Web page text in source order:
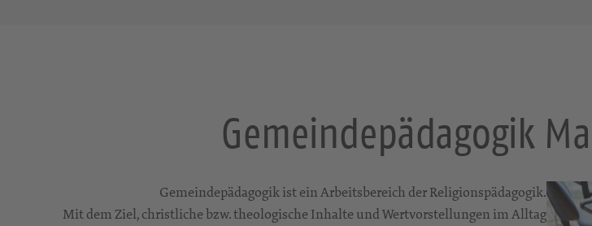
Gemeindepädagogik
Gemeindepädagogik ist ein Arbeitsbereich der Religionspädagogik.
Mit dem Ziel, christliche bzw. theologische Inhalte und Wertvorstellungen im Alltag